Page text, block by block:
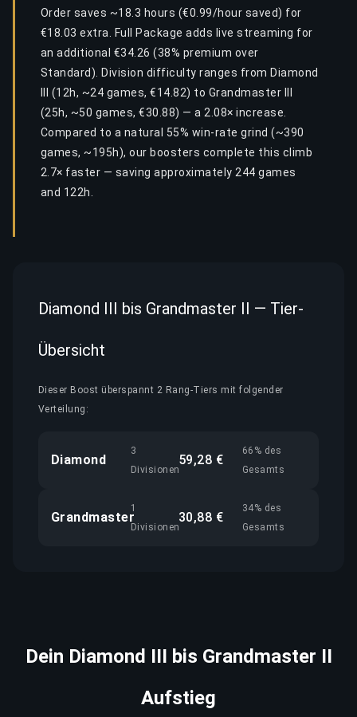
Order saves ~18.3 hours (€0.99/hour saved) for
€18.03 extra. Full Package adds live streaming for
an additional €34.26 (38% premium over
Standard). Division difficulty ranges from Diamond
III (12h, ~24 games, €14.82) to Grandmaster III
(25h, ~50 games, €30.88) — a 2.08× increase.
Compared to a natural 55% win-rate grind (~390
games, ~195h), our boosters complete this climb
2.7× faster — saving approximately 244 games
and 122h.
Diamond III bis Grandmaster II — Tier-
Übersicht
Dieser Boost überspannt 2 Rang-Tiers mit folgender
Verteilung:
Diamond
3
Divisionen
59,28 €
66% des
Gesamts
Grandmaster
1
Divisionen
30,88 €
34% des
Gesamts
Dein Diamond III bis Grandmaster II
Aufstieg